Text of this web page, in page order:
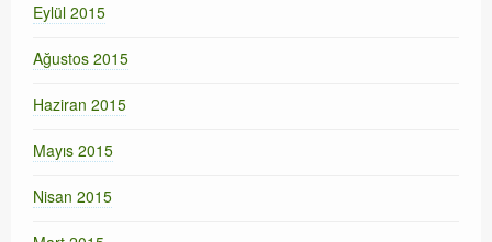
Eylül 2015
Ağustos 2015
Haziran 2015
Mayıs 2015
Nisan 2015